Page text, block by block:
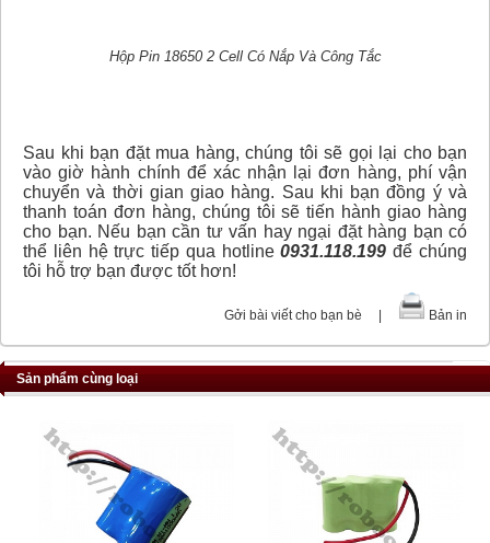
Hộp Pin 18650 2 Cell Có Nắp Và Công Tắc
Sau khi bạn đặt mua hàng, chúng tôi sẽ gọi lại cho bạn
vào giờ hành chính để xác nhận lại đơn hàng, phí vận
chuyển và thời gian giao hàng. Sau khi bạn đồng ý và
thanh toán đơn hàng, chúng tôi sẽ tiến hành giao hàng
cho bạn. Nếu bạn cần tư vấn hay ngại đặt hàng bạn có
thể liên hệ trực tiếp qua hotline0931.118.199 để chúng
tôi hỗ trợ bạn được tốt hơn!
Gởi bài viết cho bạn bè Bản in
Sản phẩm cùng loại